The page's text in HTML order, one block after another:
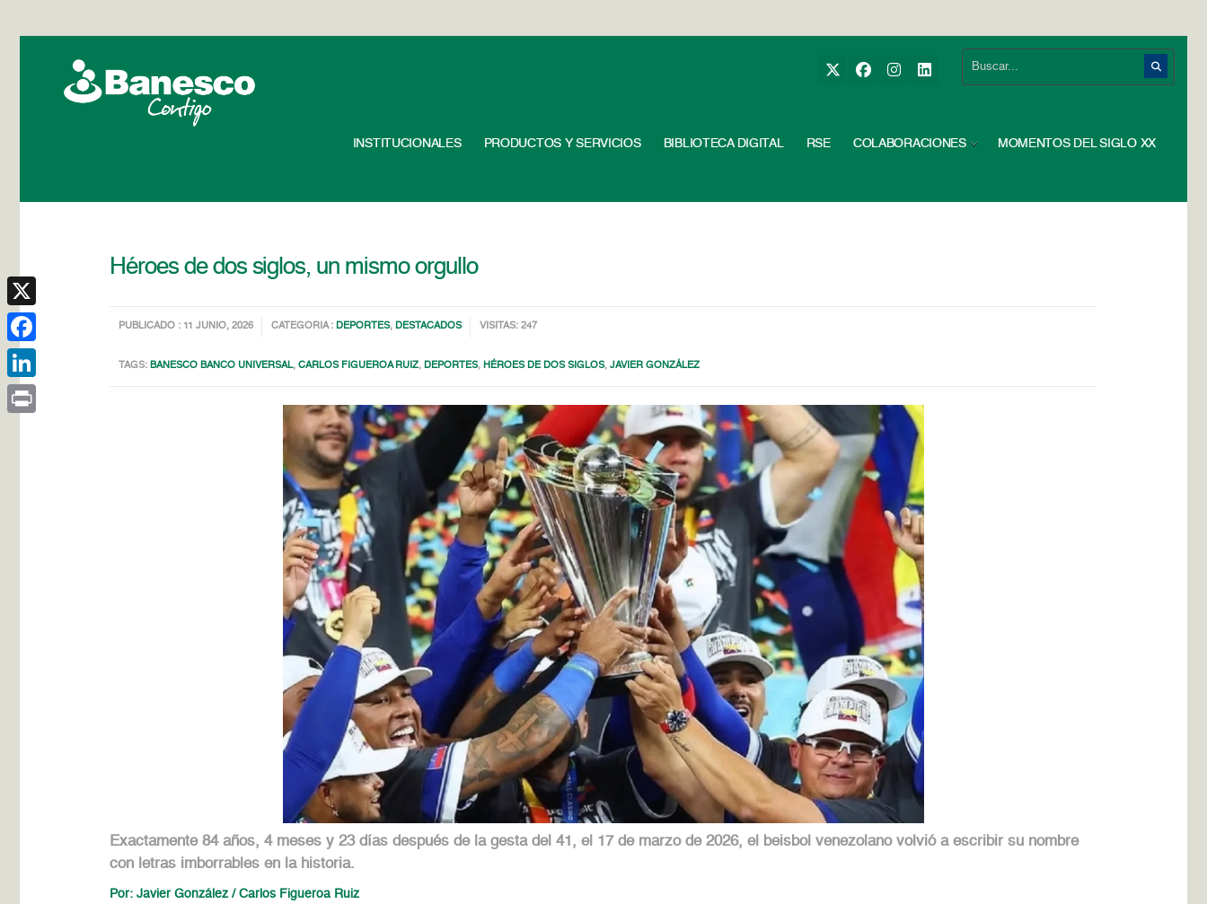
INSTITUCIONALES PRODUCTOS Y SERVICIOS BIBLIOTECA DIGITAL RSE COLABORACIONES MOMENTOS DEL SIGLO XX
Héroes de dos siglos, un mismo orgullo
PUBLICADO : 11 JUNIO, 2026 CATEGORIA : DEPORTES, DESTACADOS VISITAS: 247
TAGS: BANESCO BANCO UNIVERSAL,CARLOS FIGUEROA RUIZ, DEPORTES, HÉROES DE DOS SIGLOS,JAVIER GONZÁLEZ
Exactamente 84 años, 4 meses y 23 días después de la gesta del 41, el 17 de marzo de 2026, el beisbol venezolano volvió a escribir su nombre
con letras imborrables en la historia.
Por: Javier González / Carlos Figueroa Ruiz
X
Facebook
LinkedIn